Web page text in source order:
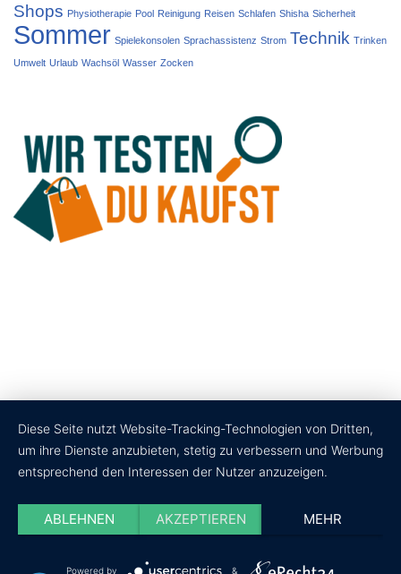
Shops Physiotherapie Pool Reinigung Reisen Schlafen Shisha Sicherheit
Sommer Spielekonsolen Sprachassistenz Strom Technik Trinken
Umwelt Urlaub Wachsöl Wasser Zocken
Diese Seite nutzt Website-Tracking-Technologien von Dritten,
um ihre Dienste anzubieten, stetig zu verbessern und Werbung
entsprechend den Interessen der Nutzer anzuzeigen.
ABLEHNEN AKZEPTIEREN MEHR
Powered by &